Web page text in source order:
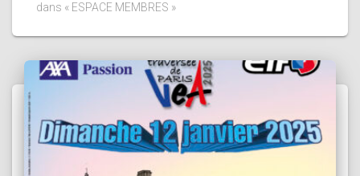
dans « ESPACE MEMBRES »